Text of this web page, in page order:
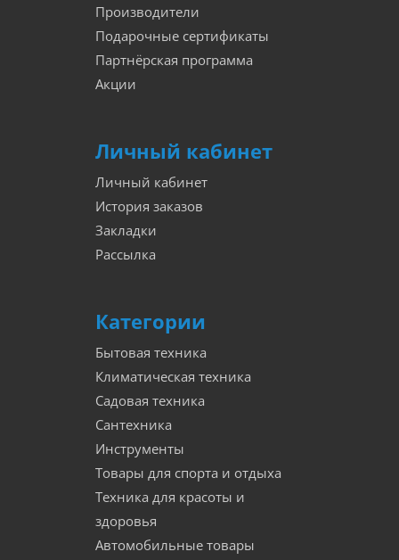
Производители
Подарочные сертификаты
Партнёрская программа
Акции
Личный кабинет
Личный кабинет
История заказов
Закладки
Рассылка
Категории
Бытовая техника
Климатическая техника
Садовая техника
Сантехника
Инструменты
Товары для спорта и отдыха
Техника для красоты и
здоровья
Автомобильные товары